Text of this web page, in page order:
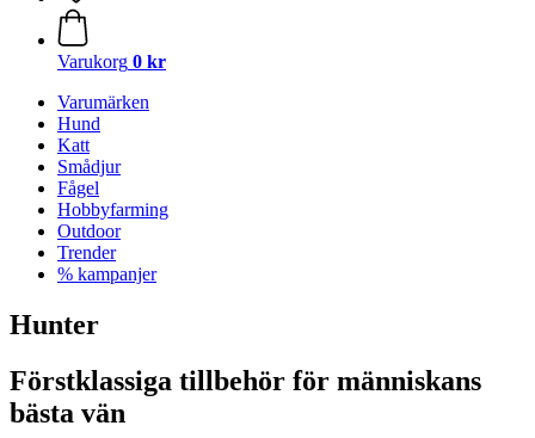
Varukorg 0 kr
Varumärken
Hund
Katt
Smådjur
Fågel
Hobbyfarming
Outdoor
Trender
% kampanjer
Hunter
Förstklassiga tillbehör för människans
bästa vän